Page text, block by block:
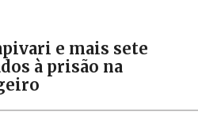
e mais sete
à prisão na